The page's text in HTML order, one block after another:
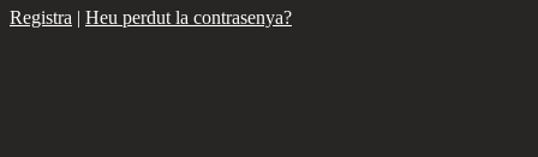
Registra | Heu perdut la contrasenya?